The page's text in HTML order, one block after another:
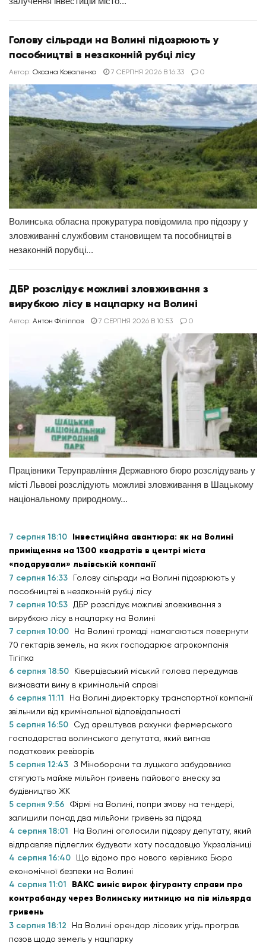
Голову сільради на Волині підозрюють у
пособництві в незаконній рубці лісу
Автор: Оксана Коваленко 7 СЕРПНЯ 2026 В 16:33 0
Волинська обласна прокуратура повідомила про підозру у
зловживанні службовим становищем та пособництві в
незаконній порубці...
ДБР розслідує можливі зловживання з
вирубкою лісу в нацпарку на Волині
Автор: Антон Філіппов 7 СЕРПНЯ 2026 В 10:53 0
Працівники Теруправління Державного бюро розслідувань у
місті Львові розслідують можливі зловживання в Шацькому
національному природному...
7 серпня 18:10 Інвестиційна авантюра: як на Волині
приміщення на 1300 квадратів в центрі міста
«подарували» львівській компанії
7 серпня 16:33
Голову сільради на Волині підозрюють у
пособництві в незаконній рубці лісу
7 серпня 10:53
ДБР розслідує можливі зловживання з
вирубкою лісу в нацпарку на Волині
7 серпня 10:00
На Волині громаді намагаються повернути
70 гектарів земель, на яких господарює агрокомпанія
Тігіпка
6 серпня 18:50
Ківерцівський міський голова передумав
визнавати вину в кримінальній справі
6 серпня 11:11
На Волині директорку транспортної компанії
звільнили від кримінальної відповідальності
5 серпня 16:50
Суд арештував рахунки фермерського
господарства волинського депутата, який вигнав
податкових ревізорів
5 серпня 12:43 З Міноборони та луцького забудовника
стягують майже мільйон гривень пайового внеску за
будівництво ЖК
5 серпня 9:56
Фірмі на Волині, попри змову на тендері,
залишили понад два мільйони гривень за підряд
4 серпня 18:01
На Волині оголосили підозру депутату, який
відправляв підлеглих будувати хату посадовцю Укрзалізниці
4 серпня 16:40
Що відомо про нового керівника Бюро
економічної безпеки на Волині
4 серпня 11:01
ВАКС виніс вирок фігуранту справи про
контрабанду через Волинську митницю на пів мільярда
гривень
3 серпня 18:12
На Волині орендар лісових угідь програв
позов щодо земель у нацпарку